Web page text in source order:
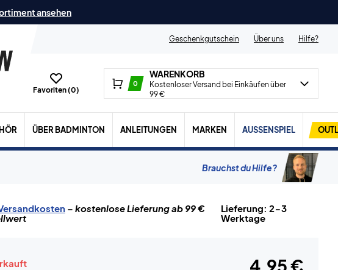
ansehen
Geschenkgutschein
Über uns Hilfe?
Favoriten (0)
0
WARENKORB
Kostenloser Versand bei Einkäufen über
99 €
ÜBER BADMINTON ANLEITUNGEN MARKEN AUSSENSPIEL
Brauchst du Hilfe?
– kostenlose Lieferung ab 99 €
Lieferung: 2-3
Werktage
4,95 €